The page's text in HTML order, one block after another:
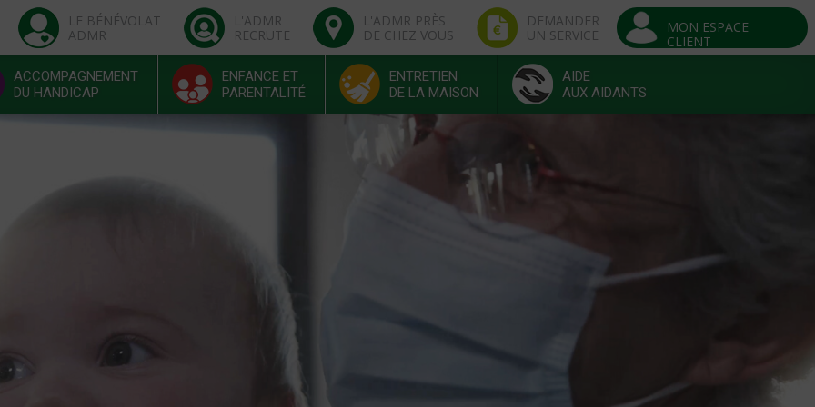
LE BÉNÉVOLAT
ADMR
L'ADMR
RECRUTE
L'ADMR PRÈS
DE CHEZ VOUS
DEMANDER
UN SERVICE
MON ESPACE
CLIENT
ACCOMPAGNEMENT
DU HANDICAP
ENFANCE ET
PARENTALITÉ
ENTRETIEN
DE LA MAISON
AIDE
AUX AIDANTS